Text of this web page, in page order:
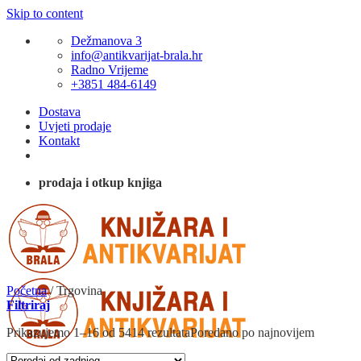
Skip to content
Dežmanova 3
info@antikvarijat-brala.hr
Radno Vrijeme
+3851 484-6149
Dostava
Uvjeti prodaje
Kontakt
prodaja i otkup knjiga
Početna /Trgovina
Filtriraj
Prikazujemo 1–16 od 5414 rezultataPoredano po najnovijem